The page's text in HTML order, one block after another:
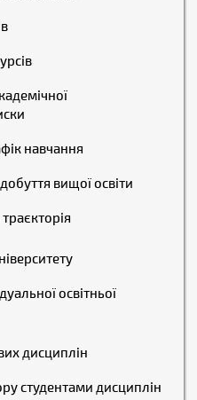
навчання
вищої освіти
освітньої
дисциплін
студентами дисциплін